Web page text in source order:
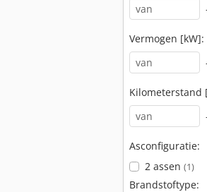
Vermogen [kW]:
Kilometerstand
Asconfiguratie:
2 assen (1)
Brandstoftype: